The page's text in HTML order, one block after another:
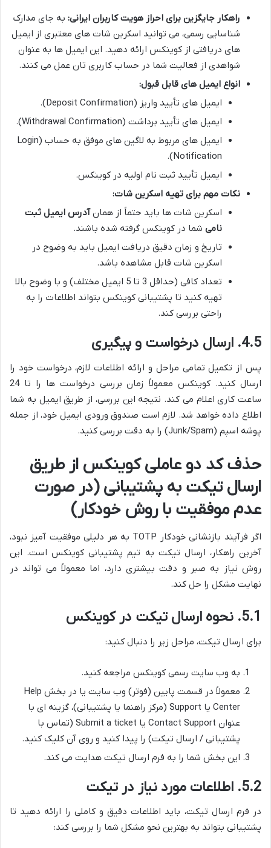
راهکار جایگزین برای احراز هویت کاربران ایرانی: به جای مدارک
شناسایی رسمی، می توانید اسکرین شات های معتبری از ایمیل
های دریافتی از کوینکس ارائه دهید. این ایمیل ها به عنوان
شواهدی از فعالیت شما در حساب کاربری تان عمل می کنند.
انواع ایمیل های قابل قبول:
ایمیل های تأیید واریز (Deposit Confirmation).
ایمیل های تأیید برداشت (Withdrawal Confirmation).
ایمیل های مربوط به لاگین های موفق به حساب (Login
Notification).
ایمیل تأیید ثبت نام اولیه در کوینکس.
نکات مهم برای تهیه اسکرین شات:
اسکرین شات ها باید حتماً از همانآدرس ایمیل ثبت
نامی شما در کوینکس گرفته شده باشند.
تاریخ و زمان دقیق دریافت ایمیل باید به وضوح در
اسکرین شات قابل مشاهده باشد.
تعداد کافی (حداقل 3 تا 5 ایمیل مختلف) و با وضوح بالا
تهیه کنید تا پشتیبانی کوینکس بتواند اطلاعات را به
راحتی بررسی کند.
4.5. ارسال درخواست و پیگیری
پس از تکمیل تمامی مراحل و ارائه اطلاعات لازم، درخواست خود را
ارسال کنید. کوینکس معمولاً زمان بررسی درخواست ها را تا 24
ساعت کاری اعلام می کند. نتیجه این بررسی، از طریق ایمیل به شما
اطلاع داده خواهد شد. لازم است صندوق ورودی ایمیل خود، از جمله
پوشه اسپم (Junk/Spam) را به دقت بررسی کنید.
حذف کد دو عاملی کوینکس از طریق
ارسال تیکت به پشتیبانی (در صورت
عدم موفقیت با روش خودکار)
اگر فرآیند بازنشانی خودکار TOTP به هر دلیلی موفقیت آمیز نبود،
آخرین راهکار، ارسال تیکت به تیم پشتیبانی کوینکس است. این
روش نیاز به صبر و دقت بیشتری دارد، اما معمولاً می تواند در
نهایت مشکل را حل کند.
5.1. نحوه ارسال تیکت در کوینکس
برای ارسال تیکت، مراحل زیر را دنبال کنید:
به وب سایت رسمی کوینکس مراجعه کنید.
معمولاً در قسمت پایین (فوتر) وب سایت یا در بخش Help
Center یا Support (مرکز راهنما یا پشتیبانی)، گزینه ای با
عنوان Contact Support یا Submit a ticket (تماس با
پشتیبانی / ارسال تیکت) را پیدا کنید و روی آن کلیک کنید.
این بخش شما را به فرم ارسال تیکت هدایت می کند.
5.2. اطلاعات مورد نیاز در تیکت
در فرم ارسال تیکت، باید اطلاعات دقیق و کاملی را ارائه دهید تا
پشتیبانی بتواند به بهترین نحو مشکل شما را بررسی کند: